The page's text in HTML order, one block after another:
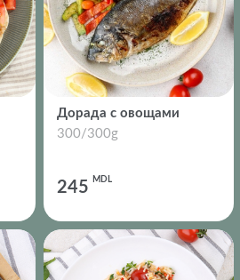
Дорада с овощами
300/300g
245 MDL